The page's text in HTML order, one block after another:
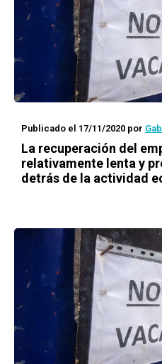
Publicado el 17/11/2020 por
La recuperación del
relativamente lenta y
detrás de la actividad